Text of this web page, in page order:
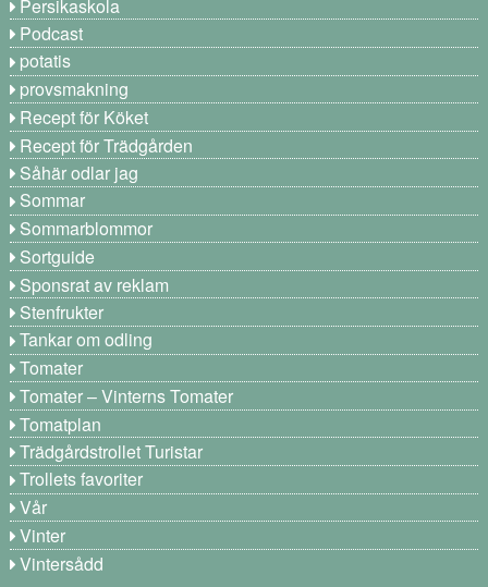
Persikaskola
Podcast
potatis
provsmakning
Recept för Köket
Recept för Trädgården
Såhär odlar jag
Sommar
Sommarblommor
Sortguide
Sponsrat av reklam
Stenfrukter
Tankar om odling
Tomater
Tomater – Vinterns Tomater
Tomatplan
Trädgårdstrollet Turistar
Trollets favoriter
Vår
Vinter
Vintersådd